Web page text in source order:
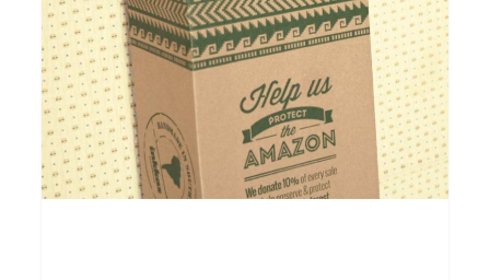
przez Indian
tradycyjnymi
tkaninami
z Ameryki